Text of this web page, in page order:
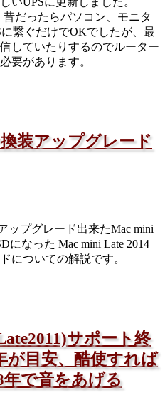
昔だったらパソコン、モニタ
繋ぐだけでOKでしたが、最
していたりするのでルーター
要があります。
装アップグレード
ップグレード出来たMac mini
になった Mac mini Late 2014
についての解説です。
サポート終
が目安、酷使すれば
で音をあげる